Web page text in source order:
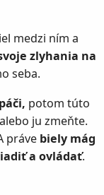
medzi ním a
zlyhania na
seba.
potom túto
ju zmeňte.
práve biely mág
a ovládať.